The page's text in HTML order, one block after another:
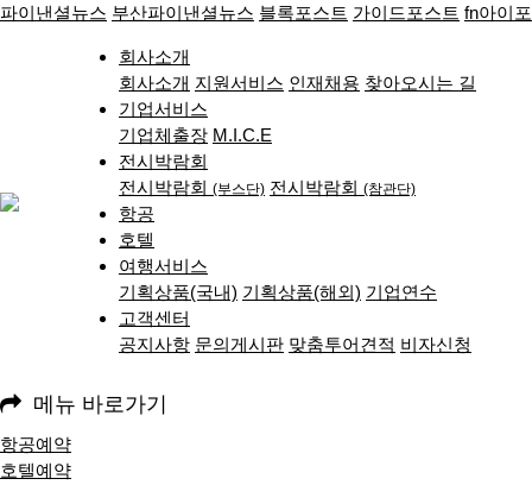
파이낸셜뉴스 부산파이낸셜뉴스 블록포스트 가이드포스트 fn아이
회사소개
회사소개 지원서비스 인재채용 찾아오시는 길
기업서비스
기업체출장 M.I.C.E
전시박람회
전시박람회 (부스단) 전시박람회 (참관단)
항공
호텔
여행서비스
기획상품(국내) 기획상품(해외) 기업연수
고객센터
공지사항 문의게시판 맞춤투어견적 비자신청
메뉴 바로가기
항공예약
호텔예약